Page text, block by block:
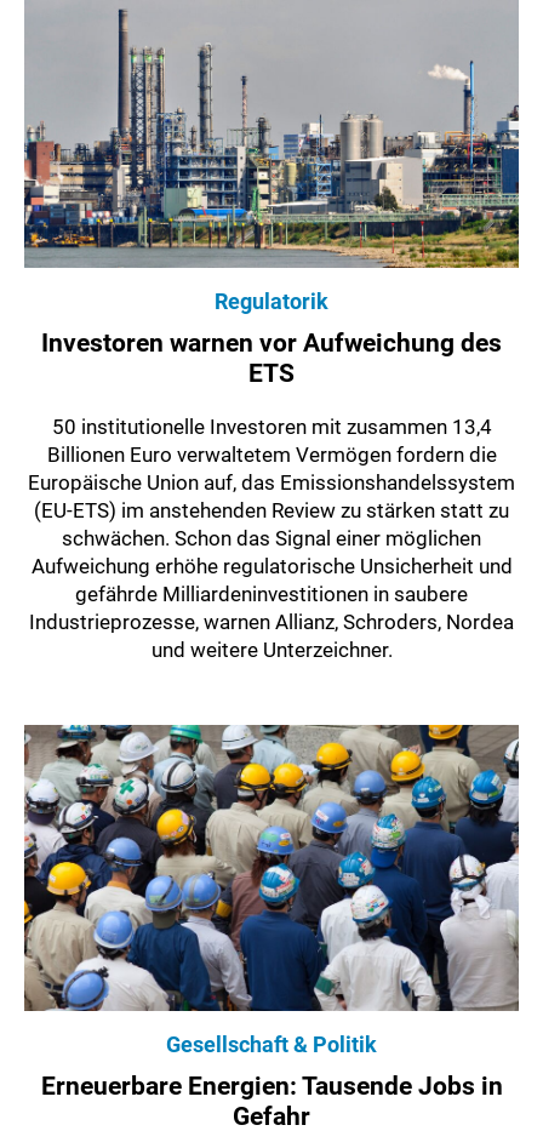
Regulatorik
Investoren warnen vor Aufweichung des
ETS
50 institutionelle Investoren mit zusammen 13,4
Billionen Euro verwaltetem Vermögen fordern die
Europäische Union auf, das Emissionshandelssystem
(EU-ETS) im anstehenden Review zu stärken statt zu
schwächen. Schon das Signal einer möglichen
Aufweichung erhöhe regulatorische Unsicherheit und
gefährde Milliardeninvestitionen in saubere
Industrieprozesse, warnen Allianz, Schroders, Nordea
und weitere Unterzeichner.
Gesellschaft & Politik
Erneuerbare Energien: Tausende Jobs in
Gefahr